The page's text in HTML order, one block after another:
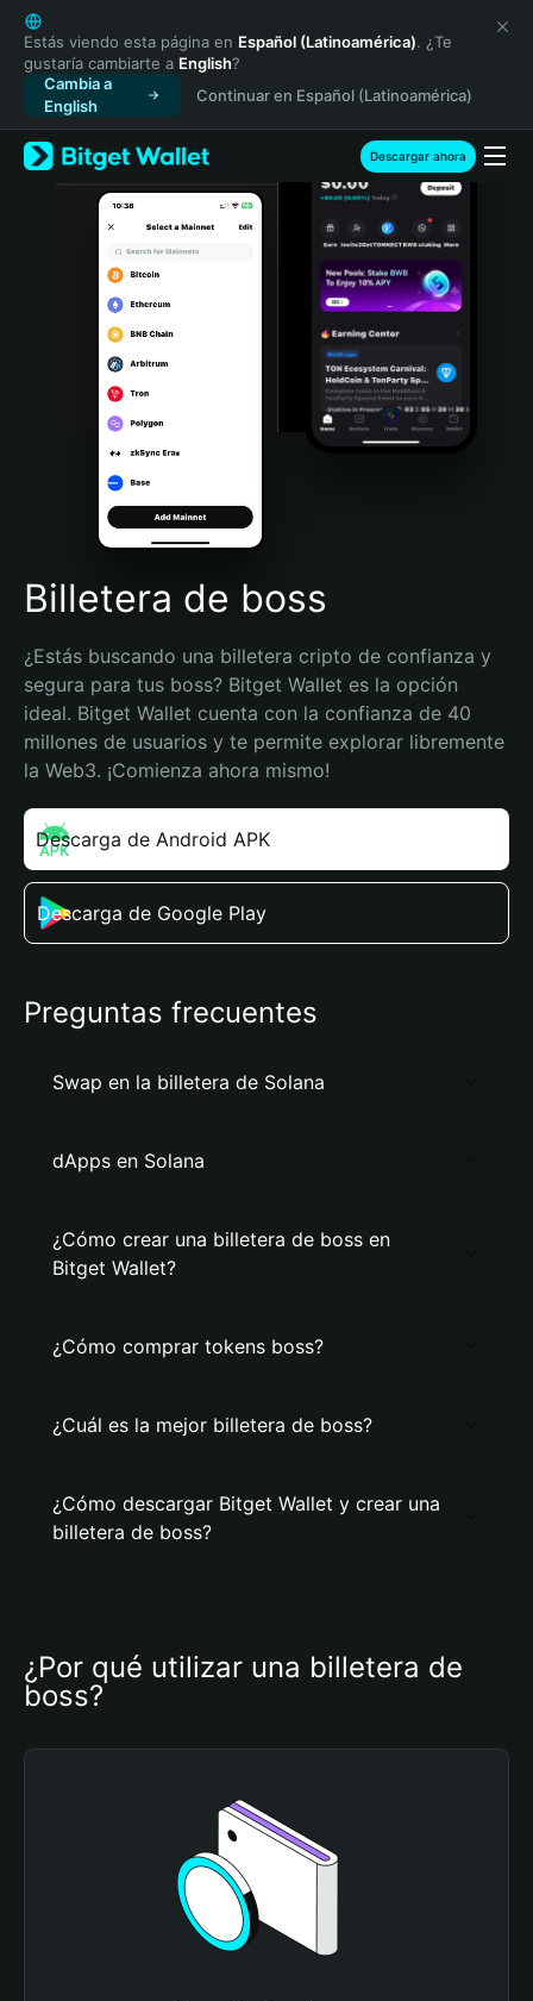
English
日本語
Tiếng Việt
Русский
Español (Latinoamérica)
Türkçe
Italiano
Português (Portugal)
Bahasa Indonesia
Português (Brasil)
Español (Argentina)
Estás viendo esta página en Español (Latinoamérica). ¿Te
gustaría cambiarte a English?
Cambia a
English
Continuar en Español (Latinoamérica)
Descargar ahora
Billetera de boss
¿Estás buscando una billetera cripto de confianza y
segura para tus boss? Bitget Wallet es la opción
ideal. Bitget Wallet cuenta con la confianza de 40
millones de usuarios y te permite explorar libremente
la Web3. ¡Comienza ahora mismo!
Descarga de Android APK
Descarga de Google Play
Preguntas frecuentes
Swap en la billetera de Solana
dApps en Solana
¿Cómo crear una billetera de boss en
Bitget Wallet?
¿Cómo comprar tokens boss?
¿Cuál es la mejor billetera de boss?
¿Cómo descargar Bitget Wallet y crear una
billetera de boss?
¿Por qué utilizar una billetera de
boss?